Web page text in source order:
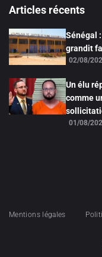
Articles récents
Sénégal
grandit
02/08/
Un élu
comme
01/08/
Mentions légales